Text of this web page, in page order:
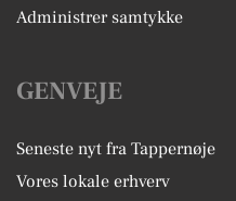
Administrer samtykke
GENVEJE
Seneste nyt fra Tappernøje
Vores lokale erhverv